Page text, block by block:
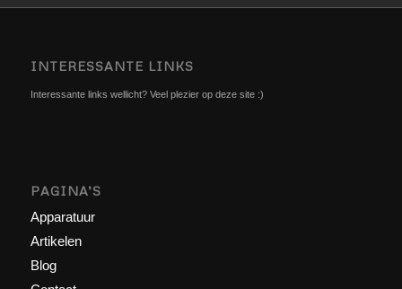
INTERESSANTE LINKS
Interessante links wellicht? Veel plezier op deze site :)
PAGINA’S
Apparatuur
Artikelen
Blog